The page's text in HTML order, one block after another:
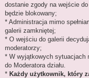
dostanie zgody na wejście
będzie blokowany;
* Administracja mimo
galerii zamkniętej;
* O wejściu do galerii
moderatorzy;
* W wyjątkowych sytuacjach
do Moderatora działu.
* Każdy użytkownik, który